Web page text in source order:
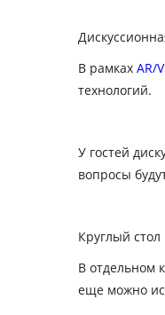
В рамках AR/
технологий.
У гостей
вопросы
Круглый стол
В отдельном
еще можно